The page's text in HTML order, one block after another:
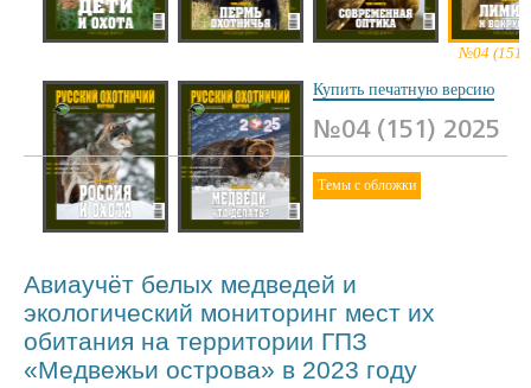
№04 (151)
Купить печатную версию
№04 (151) 2025
Темы с обложки
Авиаучёт белых медведей и
экологический мониторинг мест их
обитания на территории ГПЗ
«Медвежьи острова» в 2023 году